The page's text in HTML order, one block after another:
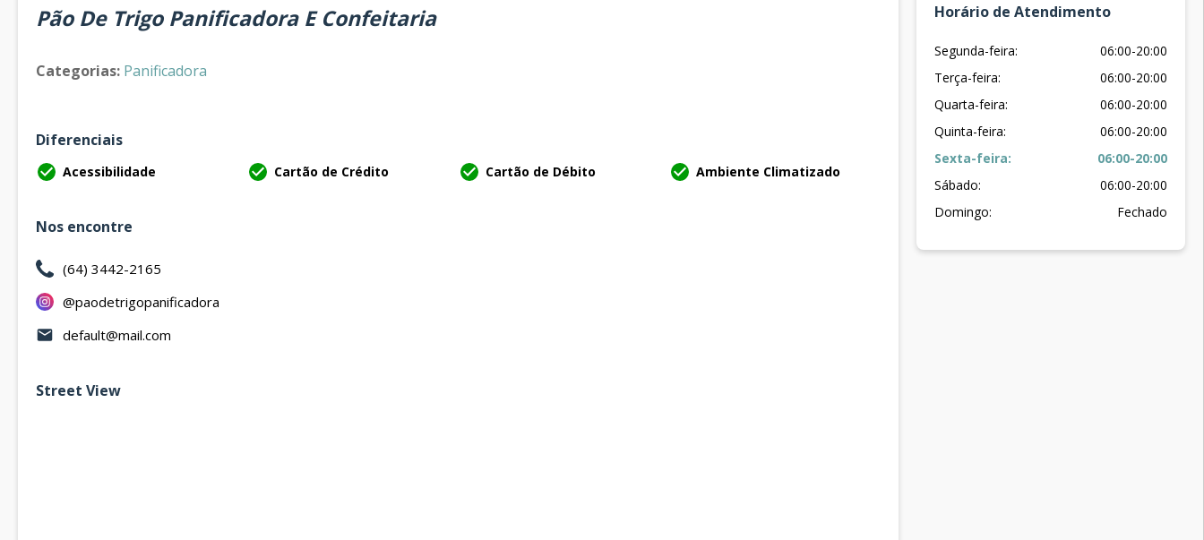
Pão De Trigo Panificadora E Confeitaria
Categorias: Panificadora
Diferenciais
Acessibilidade Cartão de Crédito Cartão de Débito Ambiente Climatizado
Nos encontre
(64) 3442-2165
@paodetrigopanificadora
default@mail.com
Street View
Horário de Atendimento
Segunda-feira:
06:00-20:00
Terça-feira:
06:00-20:00
Quarta-feira:
06:00-20:00
Quinta-feira:
06:00-20:00
Sexta-feira:
06:00-20:00
Sábado:
06:00-20:00
Domingo:
Fechado